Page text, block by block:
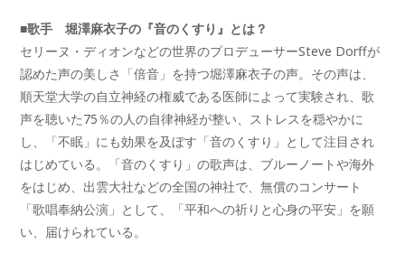
■歌手 堀澤麻衣子の『音のくすり』とは？
セリーヌ・ディオンなどの世界のプロデューサーSteve Dorffが
認めた声の美しさ「倍音」を持つ堀澤麻衣子の声。その声は、
順天堂大学の自立神経の権威である医師によって実験され 、歌
声を聴いた75％の人の自律神経が整い、ストレスを穏やかに
し、「不眠」にも効果を及ぼす「音のくすり」として注目され
はじめている。「音のくすり」の歌声は、 ブルーノートや海外
をはじめ、出雲大社などの全国の神社で、無償のコンサート
「歌唱奉納公演」 として、「平和への祈りと心身の平安」を願
い、届けられている。